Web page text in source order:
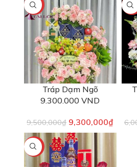
-2%
Tráp Dạm Ngõ
9.300.000 VND
9,500,000₫ 9,300,000₫
-9%
-9%